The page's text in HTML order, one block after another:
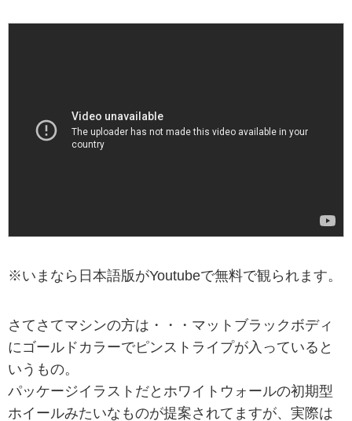
※いまなら日本語版がYoutubeで無料で観られます。
さてさてマシンの方は・・・マットブラックボディ
にゴールドカラーでピンストライプが入っていると
いうもの。
パッケージイラストだとホワイトウォールの初期型
ホイールみたいなものが提案されてますが、実際は